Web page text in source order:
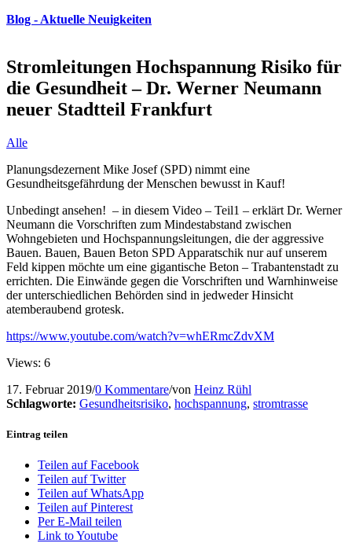
Blog - Aktuelle Neuigkeiten
Stromleitungen Hochspannung Risiko für
die Gesundheit – Dr. Werner Neumann
neuer Stadtteil Frankfurt
Alle
Planungsdezernent Mike Josef (SPD) nimmt eine
Gesundheitsgefährdung der Menschen bewusst in Kauf!
Unbedingt ansehen! – in diesem Video – Teil1 – erklärt Dr. Werner
Neumann die Vorschriften zum Mindestabstand zwischen
Wohngebieten und Hochspannungsleitungen, die der aggressive
Bauen. Bauen, Bauen Beton SPD Apparatschik nur auf unserem
Feld kippen möchte um eine gigantische Beton – Trabantenstadt zu
errichten. Die Einwände gegen die Vorschriften und Warnhinweise
der unterschiedlichen Behörden sind in jedweder Hinsicht
atemberaubend grotesk.
https://www.youtube.com/watch?v=whERmcZdvXM
Views: 6
17. Februar 2019/0 Kommentare/von Heinz Rühl
Schlagworte: Gesundheitsrisiko, hochspannung, stromtrasse
Eintrag teilen
Teilen auf Facebook
Teilen auf Twitter
Teilen auf WhatsApp
Teilen auf Pinterest
Per E-Mail teilen
Link to Youtube